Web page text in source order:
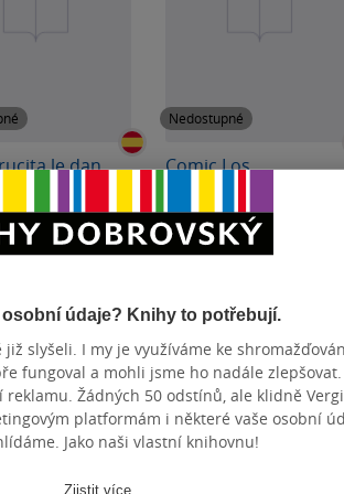
le dan
Nedostupné
Comic Los
misterio de los
arbitros voladores
Roberto Santiago
0.0
z
5 pevná vazba
Nedostupné
údaje? Knihy to potřebují.
slyšeli. I my je využíváme ke
fungoval a mohli jsme ho nadále zlepšovat.
Žádných 50 odstínů, ale klidně
platformám i některé vaše osobní
Jako naši vlastní knihovnu!
Zjistit více